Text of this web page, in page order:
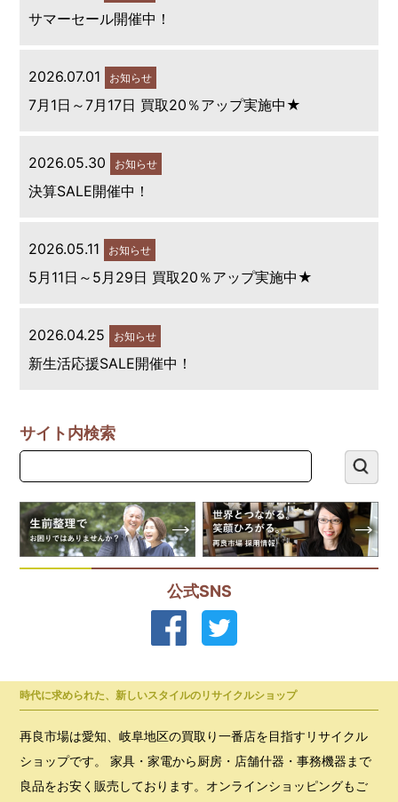
サマーセール開催中！
2026.07.01 お知らせ
7月1日～7月17日 買取20％アップ実施中★
2026.05.30 お知らせ
決算SALE開催中！
2026.05.11 お知らせ
5月11日～5月29日 買取20％アップ実施中★
2026.04.25 お知らせ
新生活応援SALE開催中！
サイト内検索
公式SNS
時代に求められた、新しいスタイルのリサイクルショップ
再良市場は愛知、岐阜地区の買取り一番店を目指すリサイクル
ショップです。 家具・家電から厨房・店舗什器・事務機器まで
良品をお安く販売しております。オンラインショッピングもご